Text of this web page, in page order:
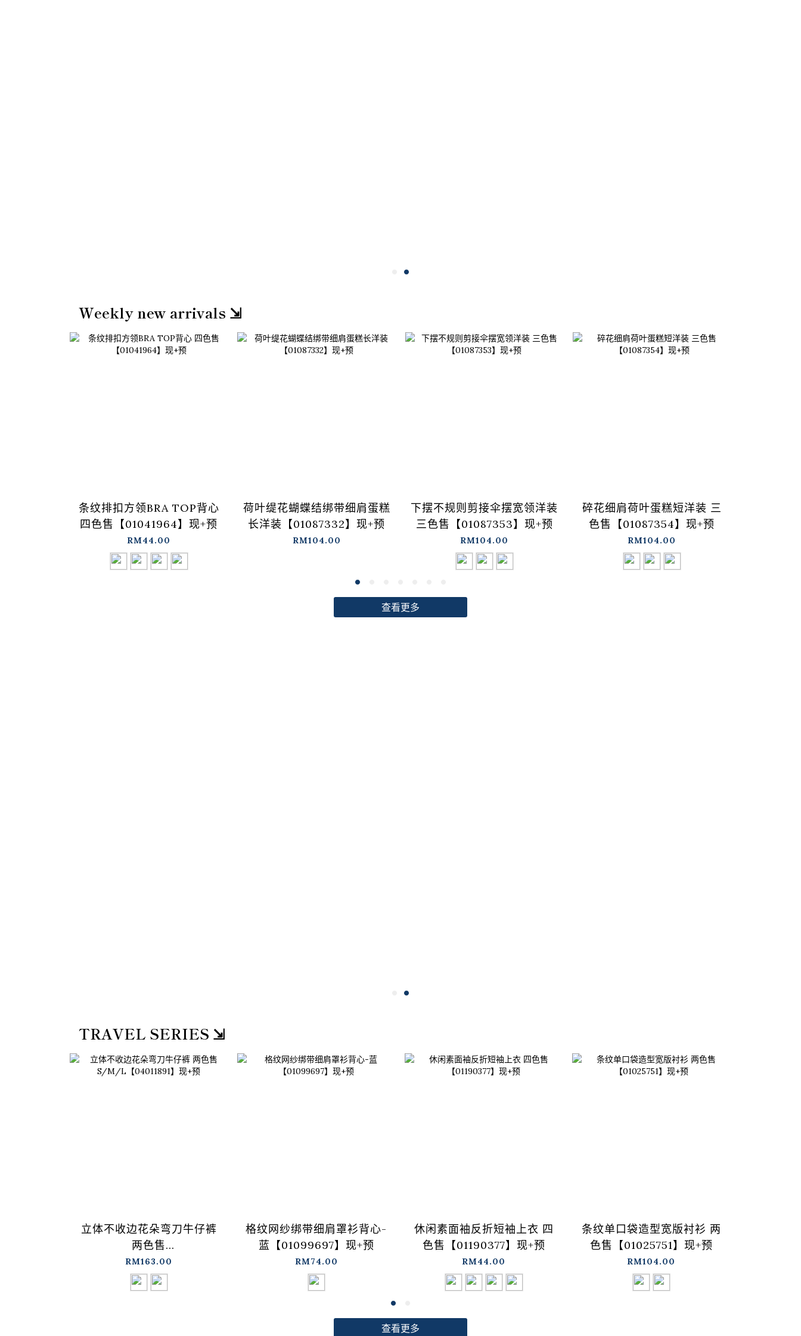
Weekly new arrivals ⇲
条纹排扣方领BRA TOP背心
四色售【01041964】现+预
RM44.00
荷叶缇花蝴蝶结绑带细肩蛋糕
长洋装【01087332】现+预
RM104.00
下摆不规则剪接伞摆宽领洋装
三色售【01087353】现+预
RM104.00
碎花细肩荷叶蛋糕短洋装 三
色售【01087354】现+预
RM104.00
查看更多
TRAVEL SERIES ⇲
立体不收边花朵弯刀牛仔裤
两色售
S/M/L【04011891】现+预
RM163.00
格纹网纱绑带细肩罩衫背心-
蓝【01099697】现+预
RM74.00
休闲素面袖反折短袖上衣 四
色售【01190377】现+预
RM44.00
条纹单口袋造型宽版衬衫 两
色售【01025751】现+预
RM104.00
查看更多